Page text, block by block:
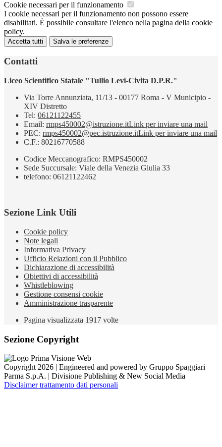
Cookie necessari per il funzionamento
I cookie necessari per il funzionamento non possono essere
disabilitati. È possibile consultare l'elenco nella pagina della cookie
policy.
Accetta tutti Salva le preferenze
Contatti
Liceo Scientifico Statale "Tullio Levi-Civita D.P.R."
Via Torre Annunziata, 11/13 - 00177 Roma - V Municipio -
XIV Distretto
Tel: 06121122455
Email: rmps450002@istruzione.itLink per inviare una mail
PEC: rmps450002@pec.istruzione.itLink per inviare una mail
C.F.: 80216770588
Codice Meccanografico: RMPS450002
Sede Succursale: Viale della Venezia Giulia 33
telefono: 06121122462
Sezione Link Utili
Cookie policy
Note legali
Informativa Privacy
Ufficio Relazioni con il Pubblico
Dichiarazione di accessibilità
Obiettivi di accessibilità
Whistleblowing
Gestione consensi cookie
Amministrazione trasparente
Pagina visualizzata 1917 volte
Sezione Copyright
Copyright 2026 | Engineered and powered by Gruppo Spaggiari
Parma S.p.A. | Divisione Publishing & New Social Media
Disclaimer trattamento dati personali